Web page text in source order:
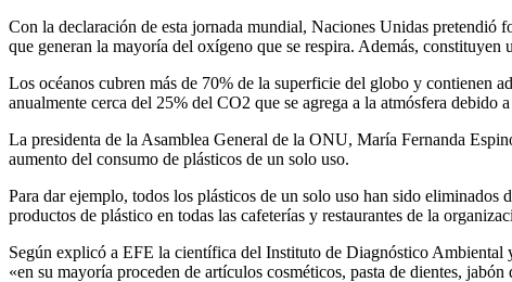
Con la declaración de esta jornada mundial, Naciones Unidas pretendió
que generan la mayoría del oxígeno que se respira. Además,
Los océanos cubren más de 70% de la superficie del globo y contienen
anualmente cerca del 25% del CO2 que se agrega a la atmósfera
La presidenta de la Asamblea General de la ONU, María Fernanda
aumento del consumo de plásticos de un solo uso.
Para dar ejemplo, todos los plásticos de un solo uso han sido
productos de plástico en todas las cafeterías y restaurantes de la
Según explicó a EFE la científica del Instituto de Diagnóstico Ambiental
«en su mayoría proceden de artículos cosméticos, pasta de dientes,